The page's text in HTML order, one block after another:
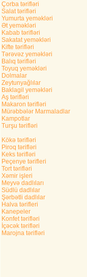
Çorba tərifləri
Salat tərifləri
Yumurta yeməkləri
Ət yeməkləri
Kabab tərifləri
Sakatat yeməkləri
Kifte tərifləri
Tərəvəz yeməkləri
Balıq tərifləri
Toyuq yeməkləri
Dolmalar
Zeytunyağlılar
Baklagil yeməkləri
Aş tərifləri
Makaron tərifləri
Mürəbbələr Marmaladlar
Kampotlar
Turşu tərifləri
Kökə tərifləri
Piroq tərifləri
Keks tərifləri
Peçenye tərifleri
Tort tərifləri
Xəmir işleri
Meyvə dadlıları
Südlü dadlılar
Şərbətli dadlılar
Halva tərifleri
Kanepeler
Konfet tərifləri
İçəcək tərifləri
Marojna tərifləri